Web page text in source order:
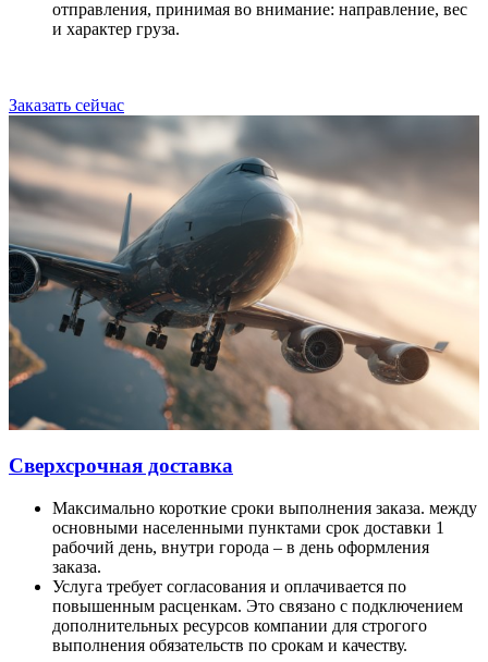
отправления, принимая во внимание: направление, вес
и характер груза.
Заказать сейчас
Сверхсрочная доставка
Максимально короткие сроки выполнения заказа. между
основными населенными пунктами срок доставки 1
рабочий день, внутри города – в день оформления
заказа.
Услуга требует согласования и оплачивается по
повышенным расценкам. Это связано с подключением
дополнительных ресурсов компании для строгого
выполнения обязательств по срокам и качеству.